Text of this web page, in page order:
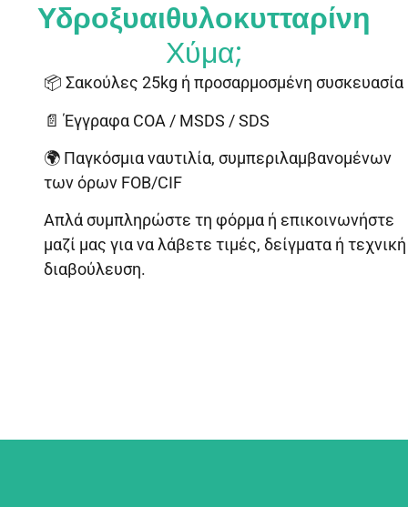
Υδροξυαιθυλοκυτταρίνη
Χύμα;
📦 Σακούλες 25kg ή προσαρμοσμένη συσκευασία
📄 Έγγραφα COA / MSDS / SDS
🌍 Παγκόσμια ναυτιλία, συμπεριλαμβανομένων
των όρων FOB/CIF
Απλά συμπληρώστε τη φόρμα ή επικοινωνήστε
μαζί μας για να λάβετε τιμές, δείγματα ή τεχνική
διαβούλευση.